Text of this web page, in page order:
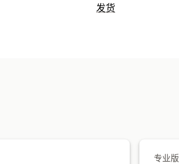
跟踪
发货
专业版